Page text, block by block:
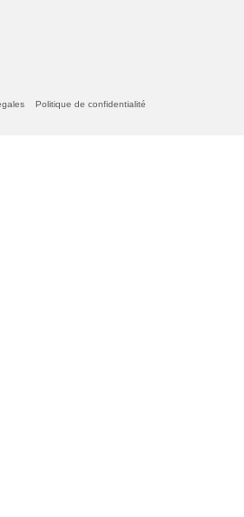
Politique de confidentialité